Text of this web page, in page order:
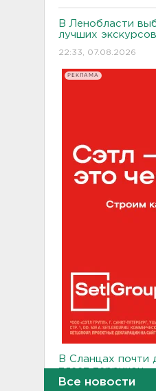
В Ленобласти
лучших
22:33, 07.08.2026
РЕКЛАМА
В Сланцах почти
тлеет террикон
21:55, 07.08.2026
Все новости